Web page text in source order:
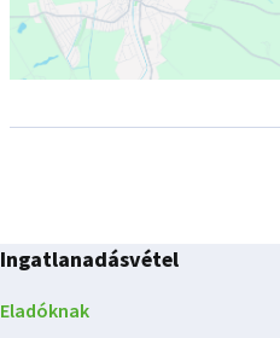
Ingatlanadásvétel
Eladóknak